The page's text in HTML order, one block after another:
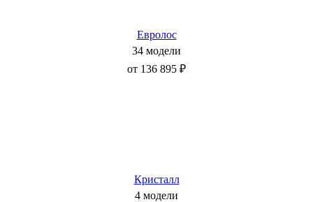
Евролос
34 модели
от 136 895 ₽
Кристалл
4 модели